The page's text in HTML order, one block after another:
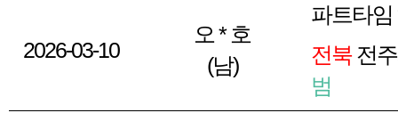
2026-03-10
오 * 호
(남)
파트타
전북전주
범